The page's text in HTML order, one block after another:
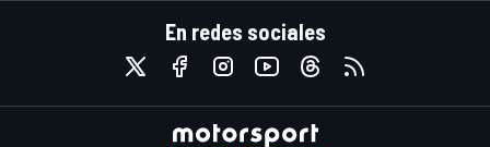
En redes sociales